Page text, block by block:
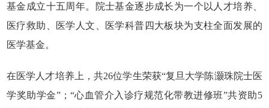
基金成立十五周年。院士基金逐步成长为一个以人才培养、
医疗救助、医学人文、医学科普四大板块为支柱全面发展的
医学基金。
在医学人才培养上，共26位学生荣获“复旦大学陈灏珠院士医
学奖助学金”；“心血管介入诊疗规范化带教进修班”共资助5